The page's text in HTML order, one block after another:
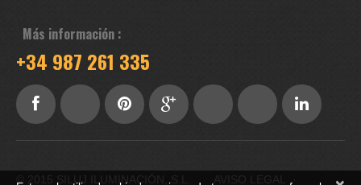
Más información :
+34 987 261 335
AVISO LEGAL